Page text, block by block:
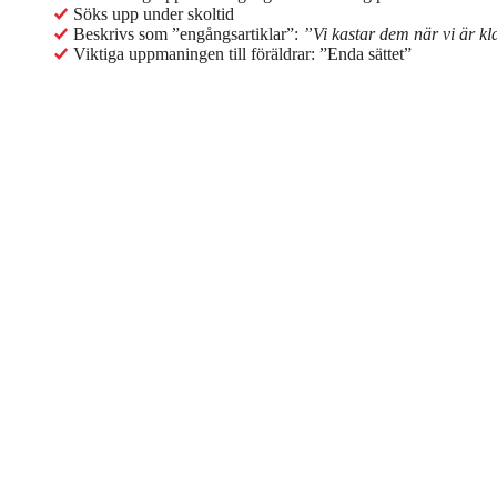
Söks upp under skoltid
Beskrivs som ”engångsartiklar”: ”Vi kastar dem när vi är
Viktiga uppmaningen till föräldrar: ”Enda sättet”